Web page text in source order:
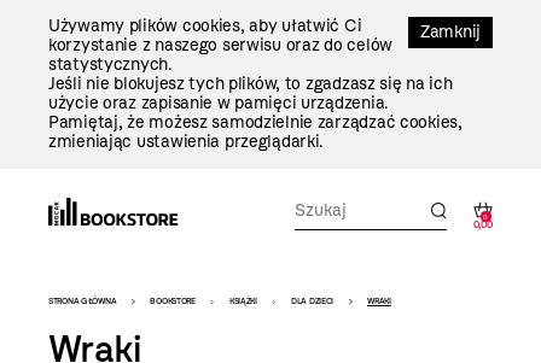
Zamknij
Używamy plików cookies, aby ułatwić Ci
korzystanie z naszego serwisu oraz do celów
statystycznych.
Jeśli nie blokujesz tych plików, to zgadzasz się na ich
użycie oraz zapisanie w pamięci urządzenia.
Pamiętaj, że możesz samodzielnie zarządzać cookies,
zmieniając ustawienia przeglądarki.
0
0,00
Bookstore
-
STRONA GŁÓWNA BOOKSTORE KSIĄŻKI DLA DZIECI WRAKI
Wraki